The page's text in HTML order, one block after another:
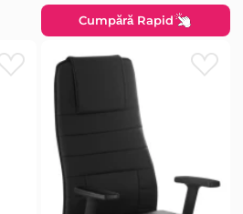
Cumpără Rapid